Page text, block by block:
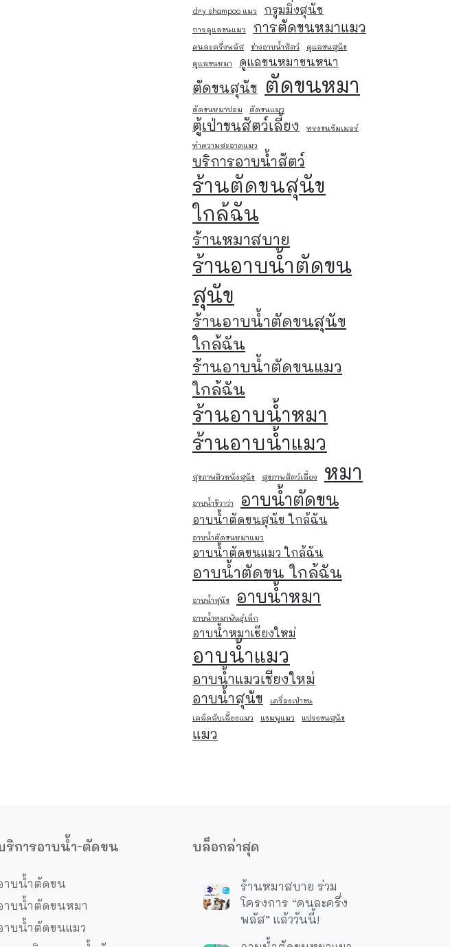
dry shampoo แมว กรูมมิ่งสุนัข
การดูแลขนแมว การตัดขนหมาแมว
คนละครึ่งพลัส ช่างอาบน้ำสัตว์
ดูแลขนสุนัข
ดูแลขนหมา
ดูแลขนหมาขนหนา
ตัดขนสุนัข ตัดขนหมา
ตัดขนหมาปอม ตัดขนแมว
ตู้เป่าขนสัตว์เลี้ยง
ทรงขนซัมเมอร์
ทำความสะอาดแมว
บริการอาบน้ำสัตว์
ร้านตัดขนสุนัข
ใกล้ฉัน
ร้านหมาสบาย
ร้านอาบน้ำตัดขน
สุนัข
ร้านอาบน้ำตัดขนสุนัข
ใกล้ฉัน
ร้านอาบน้ำตัดขนแมว
ใกล้ฉัน
ร้านอาบน้ำหมา
ร้านอาบน้ำแมว
สุขภาพผิวหนังสุนัข สุขภาพสัตว์เลี้ยง หมา
อาบน้ำชิวาว่า อาบน้ำตัดขน
อาบน้ำตัดขนสุนัข ใกล้ฉัน
อาบน้ำตัดขนหมาแมว
อาบน้ำตัดขนแมว ใกล้ฉัน
อาบน้ำตัดขน ใกล้ฉัน
อาบน้ำสุนัข อาบน้ำหมา
อาบน้ำหมาพันธุ์เล็ก
อาบน้ำหมาเชียงใหม่
อาบน้ำแมว
อาบน้ำแมวเชียงใหม่
อาบน้ําสุนัข
เครื่องเป่าขน
เคล็ดลับเลี้ยงแมว
แชมพูแมว แปรงขนสุนัข
แมว
ริการอาบน้ำ-ตัดขน
าบน้ำตัดขน
าบน้ำตัดขนหมา
าบน้ำตัดขนแมว
บล็อกล่าสุด
ร้านหมาสบาย ร่วม
โครงการ “คนละครึ่ง
พลัส” แล้ววันนี้!